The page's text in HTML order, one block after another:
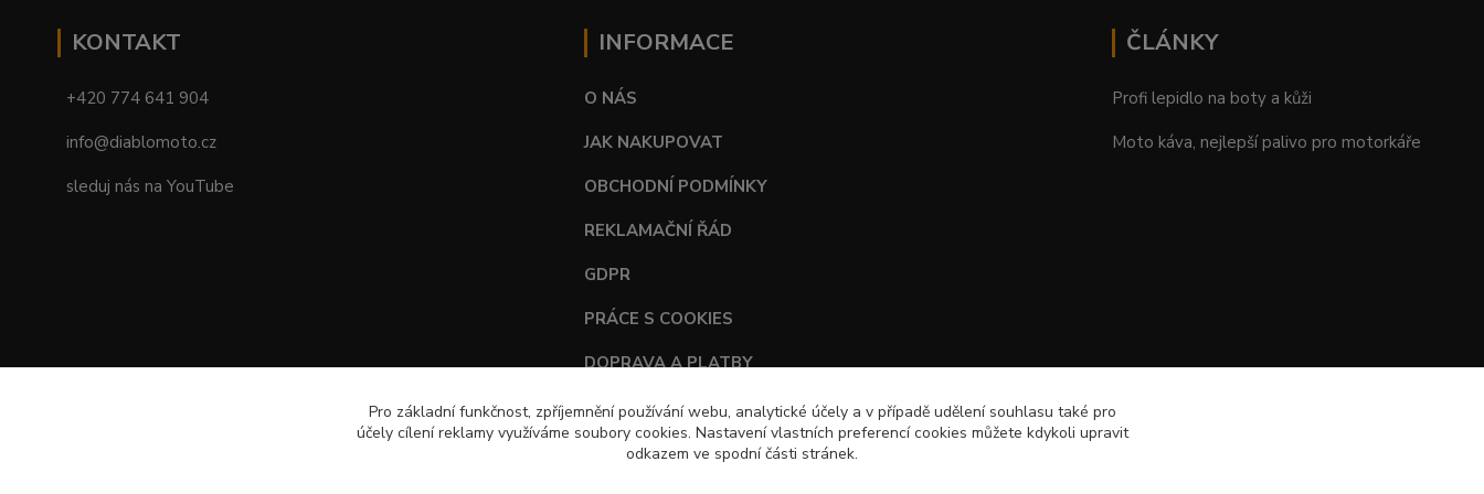
KONTAKT
+420 774 641 904
info@diablomoto.cz
sleduj nás na YouTube
INFORMACE
O NÁS
JAK NAKUPOVAT
OBCHODNÍ PODMÍNKY
REKLAMAČNÍ ŘÁD
GDPR
PRÁCE S COOKIES
DOPRAVA A PLATBY
TABULKY VELIKOSTÍ
ČLÁNKY
Profi lepidlo na boty a kůži
Moto káva, nejlepší palivo pro motorkáře
Pro základní funkčnost, zpříjemnění používání webu, analytické účely a v případě udělení souhlasu také pro
účely cílení reklamy využíváme soubory cookies. Nastavení vlastních preferencí cookies můžete kdykoli upravit
odkazem ve spodní části stránek.